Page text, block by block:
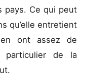
pays. Ce qui peut
qu’elle entretient
ont assez de
particulier de la